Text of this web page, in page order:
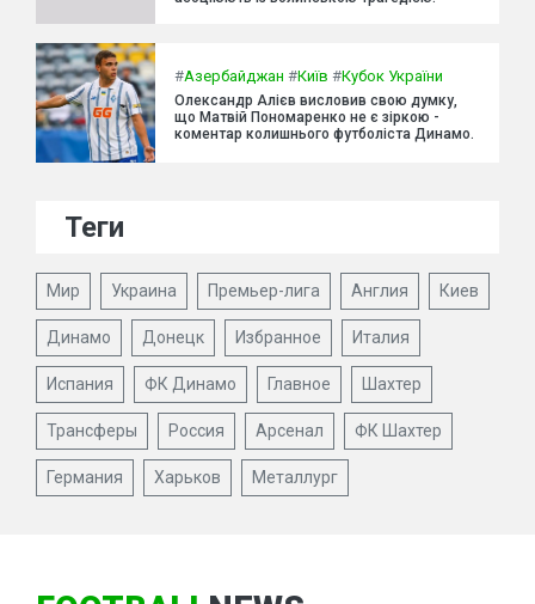
#Азербайджан #Київ #Кубок України
Олександр Алієв висловив свою думку,
що Матвій Пономаренко не є зіркою -
коментар колишнього футболіста Динамо.
Теги
Мир Украина Премьер-лига Англия Киев
Динамо Донецк Избранное Италия
Испания ФК Динамо Главное Шахтер
Трансферы Россия Арсенал ФК Шахтер
Германия Харьков Металлург